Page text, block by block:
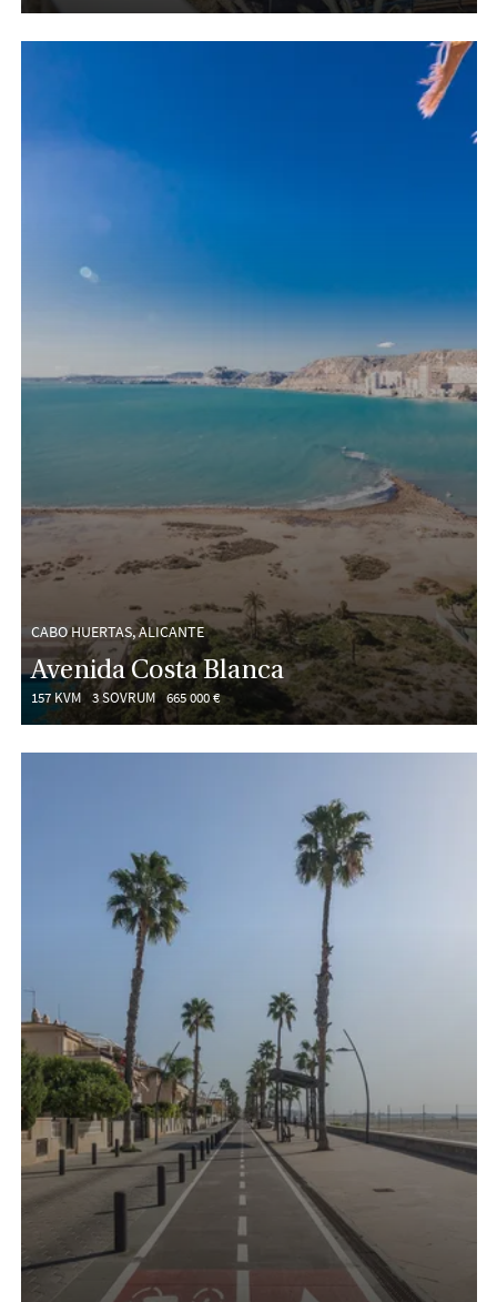
CABO HUERTAS, ALICANTE
Avenida Costa Blanca
157 KVM 3 SOVRUM 665 000 €